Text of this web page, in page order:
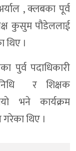
, क्लबका पूर्व
कुसुम पौडेललाई
थिए ।
पुर्व पदाधिकारी
र शिक्षक
भने कार्यक्रम
थिए ।